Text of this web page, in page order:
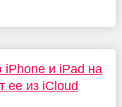
iPhone и iPad на
ее из iCloud